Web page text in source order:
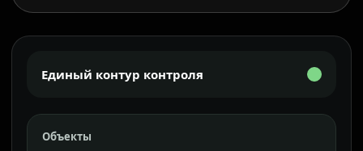
Единый контур контроля
Объекты